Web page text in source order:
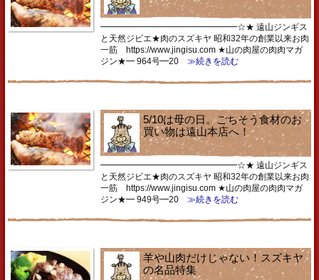
━━━━━━━━━━━━━━━━☆★ 遠山ジンギス
と天然ジビエ★肉のスズキヤ 昭和32年の創業以来お肉
一筋 https://www.jingisu.com ★山の肉屋の肉肉マガ
ジン★━ 964号━20 ≫続きを読む
5/10は母の日。ごちそう食材のお
買い物は遠山本店へ！
━━━━━━━━━━━━━━━━☆★ 遠山ジンギス
と天然ジビエ★肉のスズキヤ 昭和32年の創業以来お肉
一筋 https://www.jingisu.com ★山の肉屋の肉肉マガ
ジン★━ 949号━20 ≫続きを読む
羊や山肉だけじゃない！スズキヤ
の名品特集